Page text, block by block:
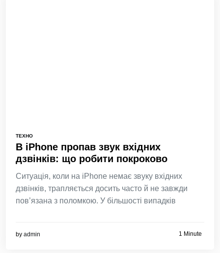
ТЕХНО
В iPhone пропав звук вхідних
дзвінків: що робити покроково
Ситуація, коли на iPhone немає звуку вхідних
дзвінків, трапляється досить часто й не завжди
пов’язана з поломкою. У більшості випадків
by admin 1 Minute